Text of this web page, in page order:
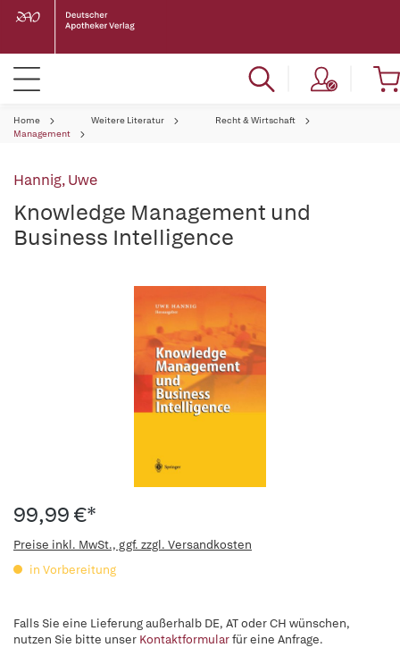
Home Weitere Literatur
Recht & Wirtschaft
Management
Hannig, Uwe
Knowledge Management und
Business Intelligence
99,99 €*
Preise inkl. MwSt., ggf. zzgl. Versandkosten
in Vorbereitung
Falls Sie eine Lieferung außerhalb DE, AT oder CH wünschen,
nutzen Sie bitte unser Kontaktformularfür eine Anfrage.